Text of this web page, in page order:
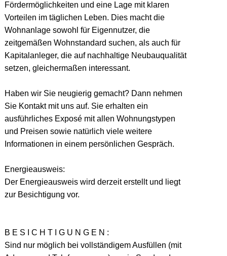
Fördermöglichkeiten und eine Lage mit klaren
Vorteilen im täglichen Leben. Dies macht die
Wohnanlage sowohl für Eigennutzer, die
zeitgemäßen Wohnstandard suchen, als auch für
Kapitalanleger, die auf nachhaltige Neubauqualität
setzen, gleichermaßen interessant.
Haben wir Sie neugierig gemacht? Dann nehmen
Sie Kontakt mit uns auf. Sie erhalten ein
ausführliches Exposé mit allen Wohnungstypen
und Preisen sowie natürlich viele weitere
Informationen in einem persönlichen Gespräch.
Energieausweis:
Der Energieausweis wird derzeit erstellt und liegt
zur Besichtigung vor.
B E S I C H T I G U N G E N :
Sind nur möglich bei vollständigem Ausfüllen (mit